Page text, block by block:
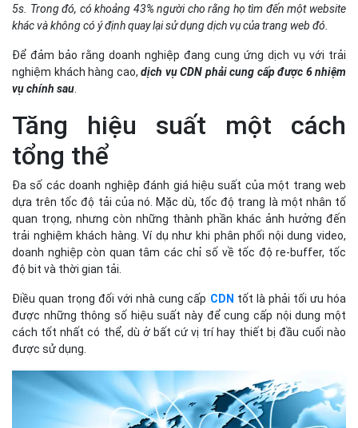
5s. Trong đó, có khoảng 43% người cho rằng họ tìm đến một website
khác và không có ý định quay lại sử dụng dịch vụ của trang web đó.
Để đảm bảo rằng doanh nghiệp đang cung ứng dịch vụ với trải
nghiệm khách hàng cao, dịch vụ CDN phải cung cấp được 6 nhiệm
vụ chính sau
Tăng hiệu suất một cách
tổng thể
Đa số các doanh nghiệp đánh giá hiệu suất của một trang web
dựa trên tốc độ tải của nó. Mặc dù, tốc độ trang là một nhân tố
quan trọng, nhưng còn những thành phần khác ảnh hưởng đến
trải nghiệm khách hàng. Ví dụ như khi phân phối nội dung video,
doanh nghiệp còn quan tâm các chỉ số về tốc độ re-buffer, tốc
độ bit và thời gian tải.
Điều quan trọng đối với nhà cung cấp CDN tốt là phải tối ưu hóa
được những thông số hiệu suất này để cung cấp nội dung một
cách tốt nhất có thể, dù ở bất cứ vị trí hay thiết bị đầu cuối nào
được sử dụng.